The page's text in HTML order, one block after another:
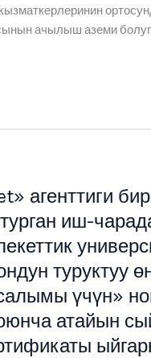
ачылыш аземи
агенттиги
иш-
туруктуу
үчүн»
атайын